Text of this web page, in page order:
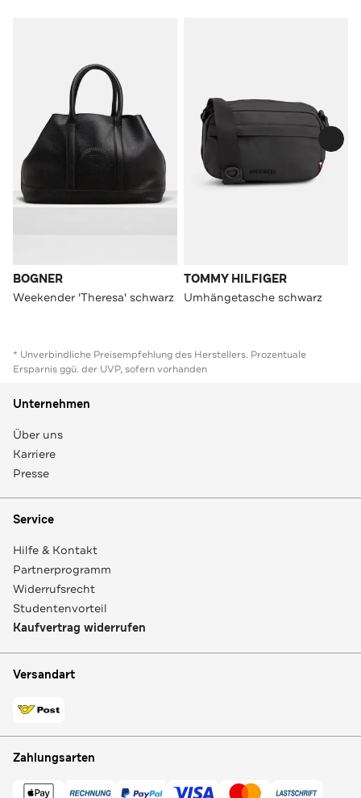
BOGNER
Weekender 'Theresa' schwarz
TOMMY HILFIGER
Umhängetasche schwarz
* Unverbindliche Preisempfehlung des Herstellers. Prozentuale
Ersparnis ggü. der UVP, sofern vorhanden
Unternehmen
Über uns
Karriere
Presse
Service
Hilfe & Kontakt
Partnerprogramm
Widerrufsrecht
Studentenvorteil
Kaufvertrag widerrufen
Versandart
Zahlungsarten